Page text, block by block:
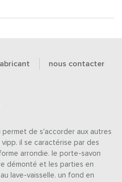
nous contacter
permet de s'accorder aux autres
il se caractérise par des
arrondie. le porte-savon
démonté et les parties en
lave-vaisselle. un fond en